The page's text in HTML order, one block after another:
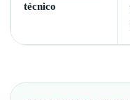
técnico